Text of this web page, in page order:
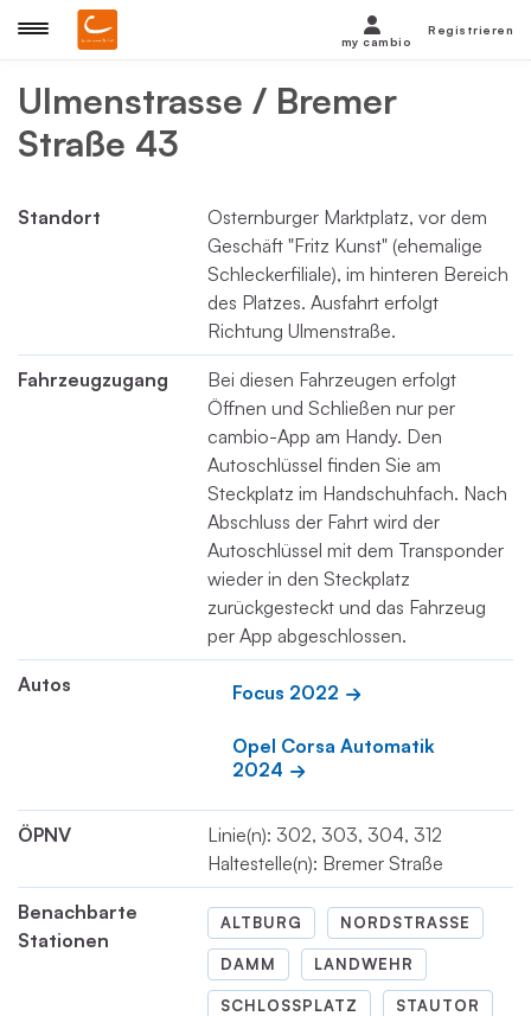
Ulmenstrasse / Bremer
Straße 43
Standort
Osternburger Marktplatz, vor dem
Geschäft "Fritz Kunst" (ehemalige
Schleckerfiliale), im hinteren Bereich
des Platzes. Ausfahrt erfolgt
Richtung Ulmenstraße.
Fahrzeugzugang
Bei diesen Fahrzeugen erfolgt
Öffnen und Schließen nur per
cambio-App am Handy. Den
Autoschlüssel finden Sie am
Steckplatz im Handschuhfach. Nach
Abschluss der Fahrt wird der
Autoschlüssel mit dem Transponder
wieder in den Steckplatz
zurückgesteckt und das Fahrzeug
per App abgeschlossen.
Autos Focus 2022
Opel Corsa Automatik
2024
ÖPNV
Linie(n): 302, 303, 304, 312
Haltestelle(n): Bremer Straße
Benachbarte
Stationen
ALTBURG NORDSTRASSE
DAMM LANDWEHR
SCHLOSSPLATZ STAUTOR
my cambio
Registrieren